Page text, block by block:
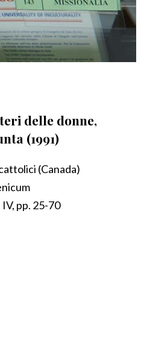
delle donne,
(1991)
(Canada)
IV, pp. 25-70